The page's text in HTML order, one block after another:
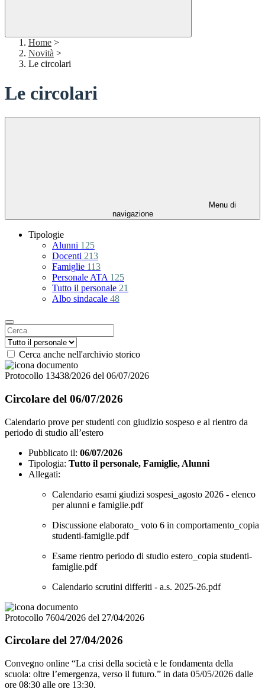
Home >
Novità >
Le circolari
Le circolari
Menu di
navigazione
Tipologie
Alunni 125
Docenti 213
Famiglie 113
Personale ATA 125
Tutto il personale 21
Albo sindacale 48
Cerca anche nell'archivio storico
Protocollo 13438/2026 del 06/07/2026
Circolare del 06/07/2026
Calendario prove per studenti con giudizio sospeso e al rientro da
periodo di studio all’estero
Pubblicato il: 06/07/2026
Tipologia: Tutto il personale, Famiglie, Alunni
Allegati:
Calendario esami giudizi sospesi_agosto 2026 - elenco
per alunni e famiglie.pdf
Discussione elaborato_ voto 6 in comportamento_copia
studenti-famiglie.pdf
Esame rientro periodo di studio estero_copia studenti-
famiglie.pdf
Calendario scrutini differiti - a.s. 2025-26.pdf
Protocollo 7604/2026 del 27/04/2026
Circolare del 27/04/2026
Convegno online “La crisi della società e le fondamenta della
scuola: oltre l’emergenza, verso il futuro.” in data 05/05/2026 dalle
ore 08:30 alle ore 13:30.